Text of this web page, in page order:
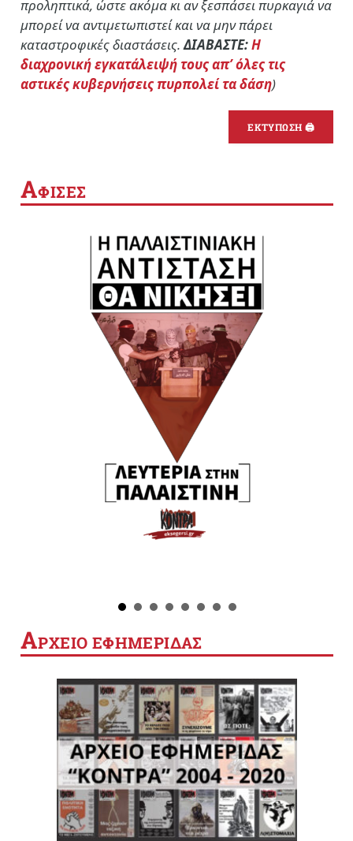
προληπτικά, ώστε ακόμα κι αν ξεσπάσει πυρκαγιά να
μπορεί να αντιμετωπιστεί και να μην πάρει
καταστροφικές διαστάσεις.ΔΙΑΒΑΣΤΕ:Η
διαχρονική εγκατάλειψή τους απ’ όλες τις
αστικές κυβερνήσεις πυρπολεί τα δάση)
ΕΚΤΥΠΩΣΗ 🖨
ΑΦΙΣΕΣ
ΑΡΧΕΙΟ ΕΦΗΜΕΡΙΔΑΣ